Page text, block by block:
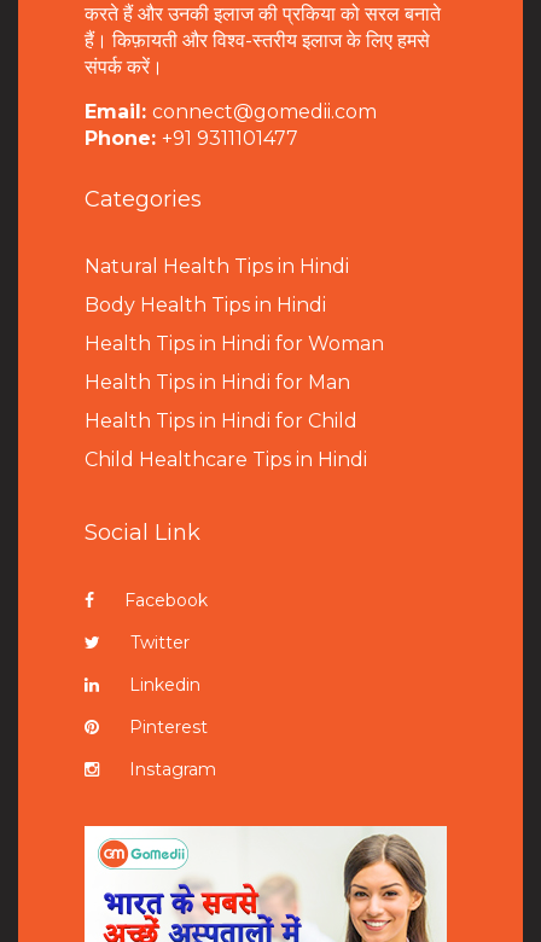
करते हैं और उनकी इलाज की प्रकिया को सरल बनाते
हैं। किफ़ायती और विश्व-स्तरीय इलाज के लिए हमसे
संपर्क करें।
Email: connect@gomedii.com
Phone: +91 9311101477
Categories
Natural Health Tips in Hindi
Body Health Tips in Hindi
Health Tips in Hindi for Woman
Health Tips in Hindi for Man
Health Tips in Hindi for Child
Child Healthcare Tips in Hindi
Social Link
Facebook
Twitter
Linkedin
Pinterest
Instagram